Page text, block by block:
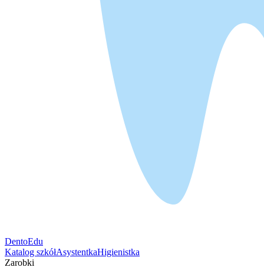
DentoEdu
Katalog szkółAsystentkaHigienistka
Zarobki